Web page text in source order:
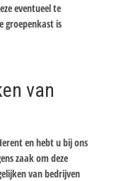
eventueel te
groepenkast is
van
en hebt u bij ons
zaak om deze
van bedrijven